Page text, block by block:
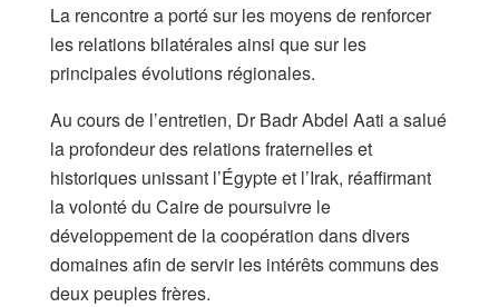
La rencontre a porté sur les moyens de renforcer
les relations bilatérales ainsi que sur les
principales évolutions régionales.
Au cours de l’entretien, Dr Badr Abdel Aati a salué
la profondeur des relations fraternelles et
historiques unissant l’Égypte et l’Irak, réaffirmant
la volonté du Caire de poursuivre le
développement de la coopération dans divers
domaines afin de servir les intérêts communs des
deux peuples frères.